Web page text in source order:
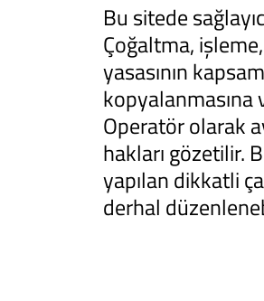
Bu sitede
Çoğaltma,
yasasının
kopyalanmasına
Operatör olarak
hakları gözetilir.
yapılan dikkatli
derhal